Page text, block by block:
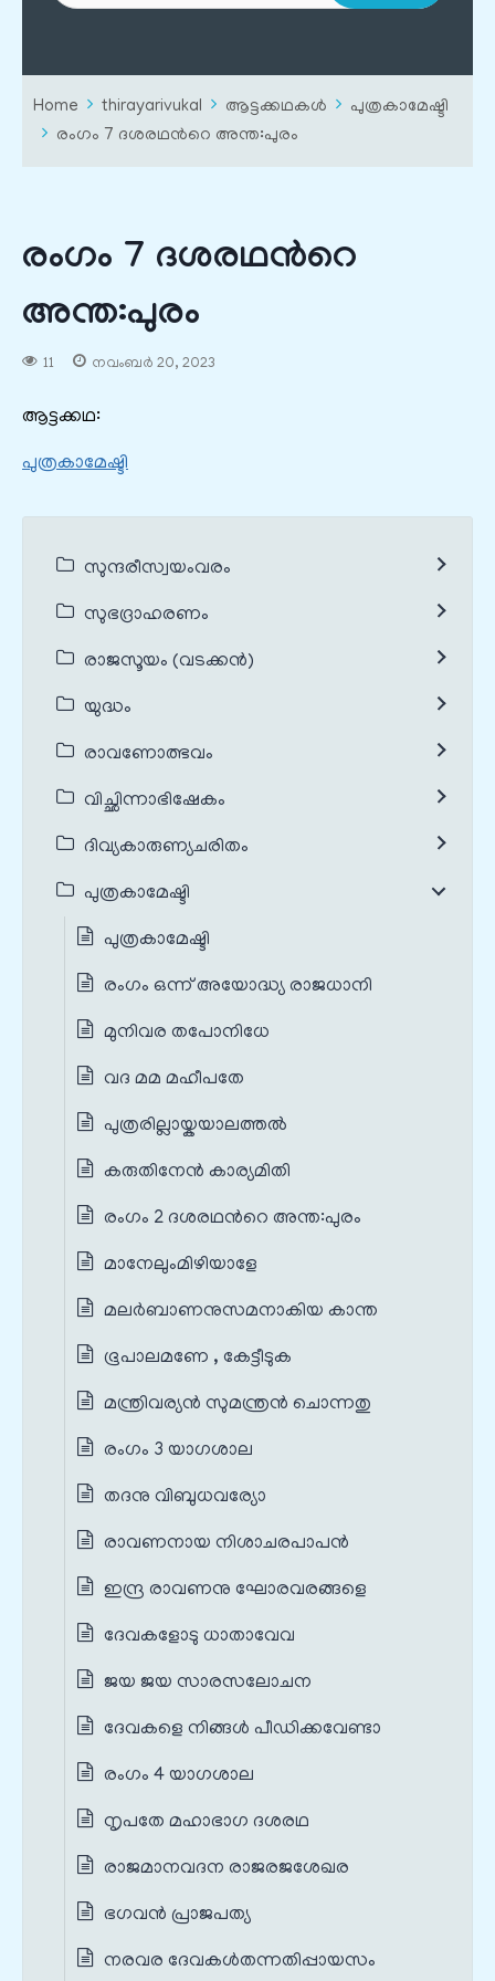
Home thirayarivukal ആട്ടക്കഥകൾ
പുത്രകാമേഷ്ടി
രംഗം 7 ദശരഥന്‍റെ അന്ത:പുരം
രംഗം 7 ദശരഥന്‍റെ
അന്ത:പുരം
11 നവംബർ 20, 2023
ആട്ടക്കഥ:
പുത്രകാമേഷ്ടി
സുന്ദരീസ്വയംവരം
സുഭദ്രാഹരണം
രാജസൂയം (വടക്കൻ)
യുദ്ധം
രാവണോത്ഭവം
വിച്ഛിന്നാഭിഷേകം
ദിവ്യകാരുണ്യചരിതം
പുത്രകാമേഷ്ടി
പുത്രകാമേഷ്ടി
രംഗം ഒന്ന് അയോദ്ധ്യ രാജധാനി
മുനിവര തപോനിധേ
വദ മമ മഹീപതേ
പുത്രരില്ലായ്കയാലത്തൽ
കരുതിനേൻ കാര്യമിതി
രംഗം 2 ദശരഥന്‍റെ അന്ത:പുരം
മാനേലുംമിഴിയാളേ
മലർബാണനുസമനാകിയ കാന്ത
ഭൂപാലമണേ , കേട്ടീടുക
മന്ത്രിവര്യൻ‍ സുമന്ത്രൻ‍ ചൊന്നതു
രംഗം 3 യാഗശാല
തദനു വിബുധവര്യോ
രാവണനായ നിശാചരപാപൻ
ഇന്ദ്ര രാവണനു ഘോരവരങ്ങളെ
ദേവകളോടു ധാതാവേവ
ജയ ജയ സാരസലോചന
ദേവകളെ നിങ്ങൾ‍ പീഡിക്കവേണ്ടാ
രംഗം 4 യാഗശാല
നൃപതേ മഹാഭാഗ ദശരഥ
രാജമാനവദന രാജരജശേഖര
ഭഗവൻ പ്രാജപത്യ
നരവര ദേവകൾതന്നതിപ്പായസം